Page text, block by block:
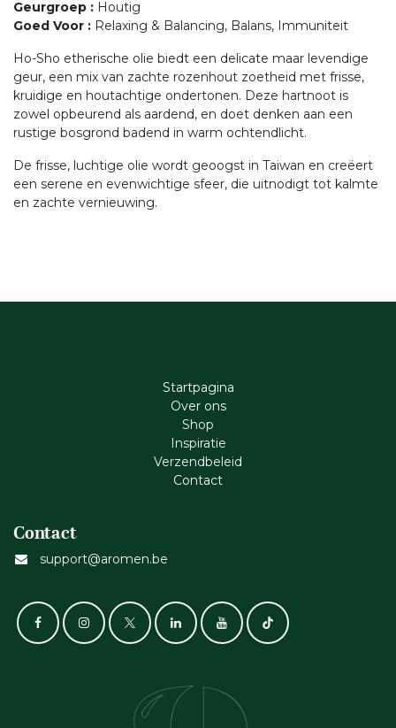
Geurgroep : Houtig
Goed Voor : Relaxing & Balancing, Balans, Immuniteit
Ho-Sho etherische olie biedt een delicate maar levendige
geur, een mix van zachte rozenhout zoetheid met frisse,
kruidige en houtachtige ondertonen. Deze hartnoot is
zowel opbeurend als aardend, en doet denken aan een
rustige bosgrond badend in warm ochtendlicht.
De frisse, luchtige olie wordt geoogst in Taiwan en creëert
een serene en evenwichtige sfeer, die uitnodigt tot kalmte
en zachte vernieuwing.
Startpagina
Ove​r​ ons
Shop
Inspiratie
Verzendbeleid
Cont​act
Contact
support@aromen.be